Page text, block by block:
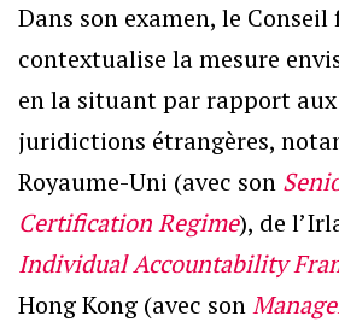
Dans son examen, le Conseil
contextualise la mesure
en la situant par rapport aux
juridictions étrangères,
Royaume-Uni (avec son
Certification Regime), de
Individual Accountability
Hong Kong (avec son